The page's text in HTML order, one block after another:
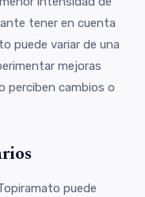
tener en cuenta
puede variar de una
mejoras
perciben cambios o
puede